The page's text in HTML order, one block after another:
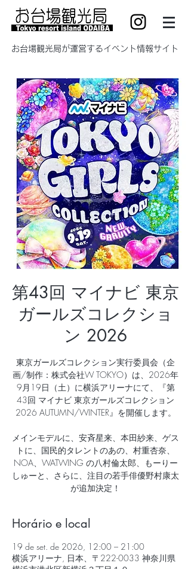
​お台場観光局が運営するイベント情報サイト
第43回 マイナビ 東京
ガールズコレクショ
ン 2026
東京ガールズコレクション実⾏委員会（企
画/制作：株式会社W TOKYO）は、2026年
9⽉19⽇（⼟）に横浜アリーナにて、『第
43回 マイナビ 東京ガールズコレクション
2026 AUTUMN/WINTER』を開催します。
メインモデルに、安⻫星来、本⽥紗来、ゲス
トに、国⺠的タレントのあの、村重杏奈、
NOA、WATWING の⼋村倫太郎、もーりー
しゅーと、さらに、注⽬の若⼿俳優野村康太
が追加決定！
Horário e local
19 de set. de 2026, 12:00 – 21:00
横浜アリーナ, 日本、〒222-0033 神奈川県